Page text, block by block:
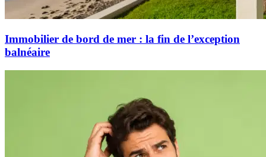
Immobilier de bord de mer : la fin de l’exception
balnéaire